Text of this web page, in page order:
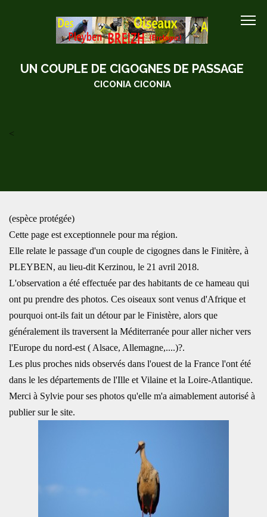
UN COUPLE DE CIGOGNES DE PASSAGE
CICONIA CICONIA
<
(espèce protégée)
Cette page est exceptionnele pour ma région.
Elle relate le passage d'un couple de cigognes dans le Finitère, à
PLEYBEN, au lieu-dit Kerzinou, le 21 avril 2018.
L'observation a été effectuée par des habitants de ce hameau qui
ont pu prendre des photos. Ces oiseaux sont venus d'Afrique et
pourquoi ont-ils fait un détour par le Finistère, alors que
généralement ils traversent la Méditerranée pour aller nicher vers
l'Europe du nord-est ( Alsace, Allemagne,....)?.
Les plus proches nids observés dans l'ouest de la France l'ont été
dans le les départements de l'Ille et Vilaine et la Loire-Atlantique.
Merci à Sylvie pour ses photos qu'elle m'a aimablement autorisé à
publier sur le site.